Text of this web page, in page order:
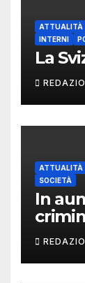
ATTUALITÀ
INTERNI
La
ATTUALITÀ
SOCIETÀ
In